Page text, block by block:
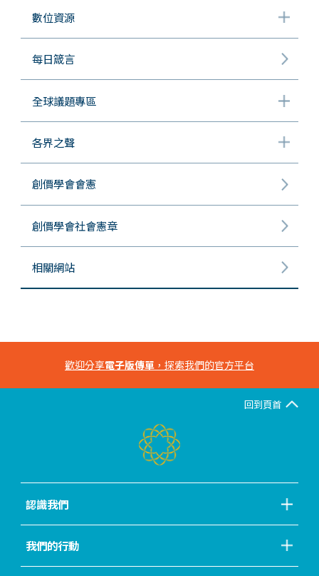
數位資源
每日箴言
全球議題專區
各界之聲
創價學會會憲
創價學會社會憲章
相關網站
歡迎分享電子版傳單 ，探索我們的官方平台
回到頁首
認識我們
我們的行動